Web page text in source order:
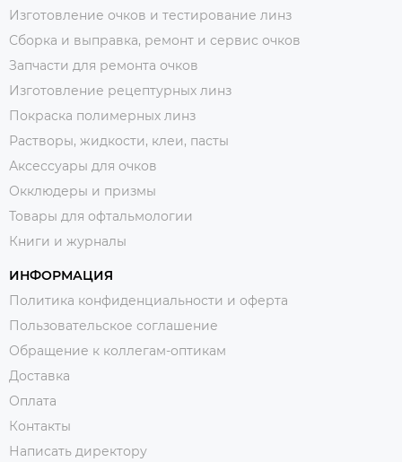
Изготовление очков и тестирование линз
Сборка и выправка, ремонт и сервис очков
Запчасти для ремонта очков
Изготовление рецептурных линз
Покраска полимерных линз
Растворы, жидкости, клеи, пасты
Аксессуары для очков
Окклюдеры и призмы
Товары для офтальмологии
Книги и журналы
ИНФОРМАЦИЯ
Политика конфиденциальности и оферта
Пользовательское соглашение
Обращение к коллегам-оптикам
Доставка
Оплата
Контакты
Написать директору